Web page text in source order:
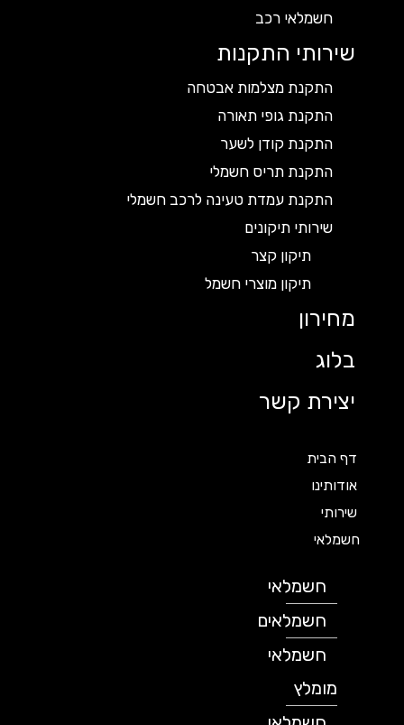
חשמלאי רכב
שירותי התקנות
התקנת מצלמות אבטחה
התקנת גופי תאורה
התקנת קודן לשער
התקנת תריס חשמלי
התקנת עמדת טעינה לרכב חשמלי
שירותי תיקונים
תיקון קצר
תיקון מוצרי חשמל
מחירון
בלוג
יצירת קשר
דף הבית
אודותינו
שירותי
חשמלאי
חשמלאי
חשמלאים
חשמלאי
מומלץ